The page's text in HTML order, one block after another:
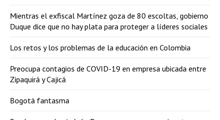
Mientras el exfiscal Martínez goza de 80 escoltas, gobierno
Duque dice que no hay plata para proteger a líderes sociales
Los retos y los problemas de la educación en Colombia
Preocupa contagios de COVID-19 en empresa ubicada entre
Zipaquirá y Cajicá
Bogotá fantasma